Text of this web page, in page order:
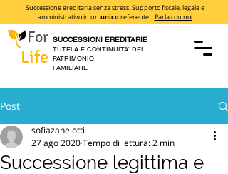
For
Life
SUCCESSIONI EREDITARIE
TUTELA E CONTINUITA' DEL
PATRIMONIO
FAMILIARE
Successione ereditaria senza stress. Supporto fiscale, legale e
amministrativo in un unicoreferente. Parla con noi
Post
Successione legittima e
sofiazanelotti
27 ago 2020Tempo di lettura: 2 min